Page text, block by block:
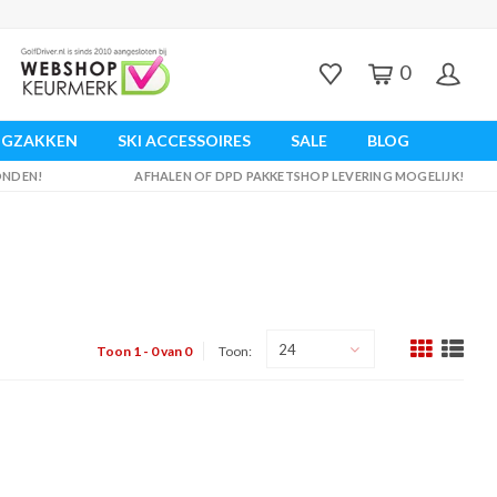
0
SKI ACCESSOIRES SALE BLOG
AFHALEN OF DPD PAKKETSHOP LEVERING MOGELIJK!
Toon 1 - 0 van 0 Toon: 24